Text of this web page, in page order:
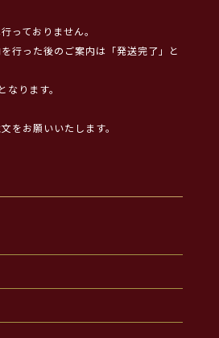
っておりません。
行った後のご案内は「発送完了」と
なります。
をお願いいたします。